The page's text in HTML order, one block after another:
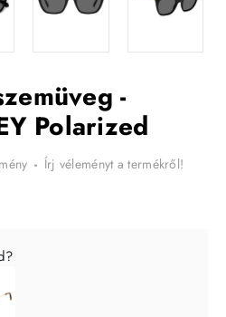
-
Polarized
- Írj véleményt a termékről!